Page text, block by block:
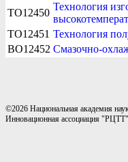
TO12450
Технология
TO12451 Технология
BO12452 Смазочно-
©2026 Национальная академия
Инновационная ассоциация "РЦТТ"